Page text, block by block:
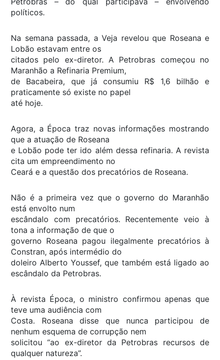
políticos.
Na semana passada, a Veja revelou que Roseana e
Lobão estavam entre os
citados pelo ex-diretor. A Petrobras começou no
Maranhão a Refinaria Premium,
de Bacabeira, que já consumiu R$ 1,6 bilhão e
praticamente só existe no papel
até hoje.
Agora, a Época traz novas informações mostrando
que a atuação de Roseana
e Lobão pode ter ido além dessa refinaria. A revista
cita um empreendimento no
Ceará e a questão dos precatórios de Roseana.
Não é a primeira vez que o governo do Maranhão
está envolto num
escândalo com precatórios. Recentemente veio à
tona a informação de que o
governo Roseana pagou ilegalmente precatórios à
Constran, após intermédio do
doleiro Alberto Youssef, que também está ligado ao
escândalo da Petrobras.
À revista Época, o ministro confirmou apenas que
teve uma audiência com
Costa. Roseana disse que nunca participou de
nenhum esquema de corrupção nem
solicitou “ao ex-diretor da Petrobras recursos de
qualquer natureza”.